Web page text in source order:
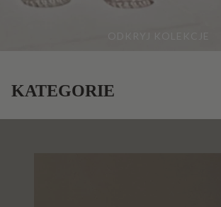
KATEGORIE